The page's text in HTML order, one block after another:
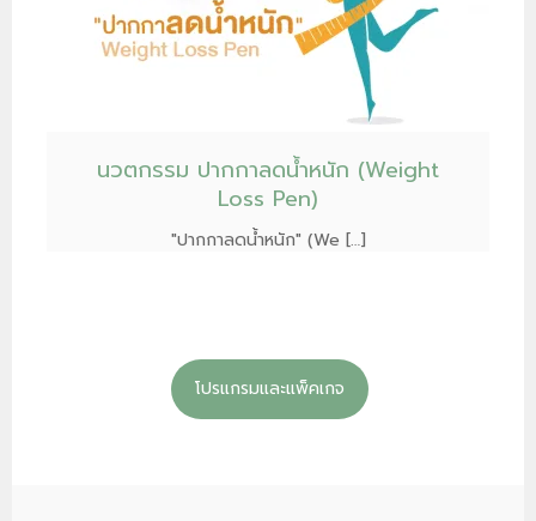
นวตกรรม ปากกาลดน้ำหนัก (Weight
Loss Pen)
"ปากกาลดน้ำหนัก" (We […]
โปรแกรมและแพ็คเกจ